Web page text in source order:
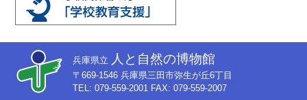
兵庫県立 人と自然の博物館
〒669-1546 兵庫県三田市弥生が丘6丁目
TEL: 079-559-2001 FAX: 079-559-2007